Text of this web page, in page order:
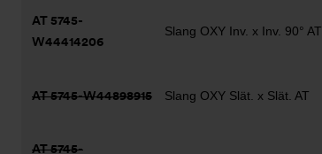
AT 5745-
W44414206
Slang OXY Inv. x Inv. 90° AT
AT 5745-W44898915 Slang OXY Slät. x Slät. AT
AT 5745-